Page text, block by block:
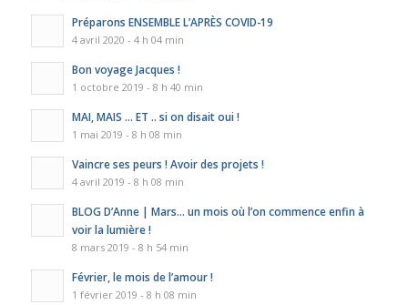
Préparons ENSEMBLE L’APRÈS COVID-19
4 avril 2020 - 4 h 04 min
Bon voyage Jacques !
1 octobre 2019 - 8 h 40 min
MAI, MAIS … ET .. si on disait oui !
1 mai 2019 - 8 h 08 min
Vaincre ses peurs ! Avoir des projets !
4 avril 2019 - 8 h 08 min
BLOG D’Anne | Mars… un mois où l’on commence enfin à
voir la lumière !
8 mars 2019 - 8 h 54 min
Février, le mois de l’amour !
1 février 2019 - 8 h 08 min